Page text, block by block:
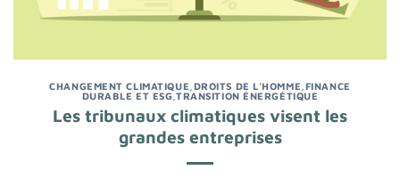
CHANGEMENT CLIMATIQUE DROITS DE L'HOMME FINANCE
DURABLE ET ESG ,TRANSITION ÉNERGÉTIQUE
Les tribunaux climatiques visent les
grandes entreprises